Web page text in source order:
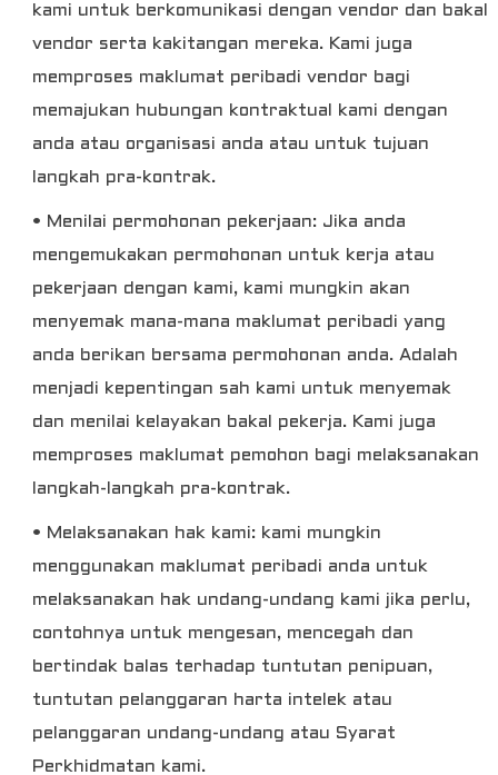
kami untuk berkomunikasi dengan vendor dan bakal
vendor serta kakitangan mereka. Kami juga
memproses maklumat peribadi vendor bagi
memajukan hubungan kontraktual kami dengan
anda atau organisasi anda atau untuk tujuan
langkah pra-kontrak.
• Menilai permohonan pekerjaan: Jika anda
mengemukakan permohonan untuk kerja atau
pekerjaan dengan kami, kami mungkin akan
menyemak mana-mana maklumat peribadi yang
anda berikan bersama permohonan anda. Adalah
menjadi kepentingan sah kami untuk menyemak
dan menilai kelayakan bakal pekerja. Kami juga
memproses maklumat pemohon bagi melaksanakan
langkah-langkah pra-kontrak.
• Melaksanakan hak kami: kami mungkin
menggunakan maklumat peribadi anda untuk
melaksanakan hak undang-undang kami jika perlu,
contohnya untuk mengesan, mencegah dan
bertindak balas terhadap tuntutan penipuan,
tuntutan pelanggaran harta intelek atau
pelanggaran undang-undang atau Syarat
Perkhidmatan kami.